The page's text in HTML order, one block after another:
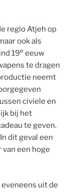
regio Atjeh op
ook als
19e eeuw
te dragen
neemt
civiele en
bij het
te geven.
dit geval een
een hoge
uit de